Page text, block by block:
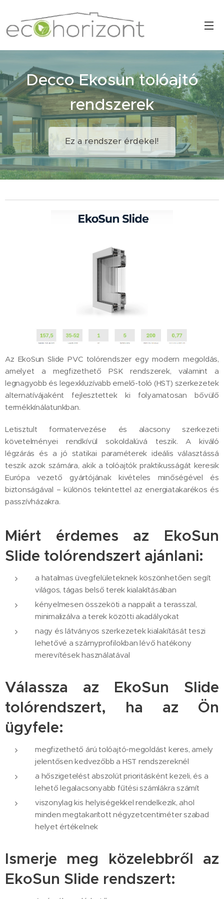
Decco Ekosun tolóajtó
rendszerek
Ez a rendszer érdekel!
Az EkoSun Slide PVC tolórendszer egy modern megoldás,
amelyet a megfizethető PSK rendszerek, valamint a
legnagyobb és legexkluzívabb emelő-toló (HST) szerkezetek
alternatívájaként fejlesztettek ki folyamatosan bővülő
termékkínálatunkban.
Letisztult formatervezése és alacsony szerkezeti
követelményei rendkívül sokoldalúvá teszik. A kiváló
légzárás és a jó statikai paraméterek ideális választássá
teszik azok számára, akik a tolóajtók praktikusságát keresik
Európa vezető gyártójának kivételes minőségével és
biztonságával – különös tekintettel az energiatakarékos és
passzívházakra.
Miért érdemes az EkoSun
Slide tolórendszert ajánlani:
a hatalmas üvegfelületeknek köszönhetően segít
világos, tágas belső terek kialakításában
kényelmesen összeköti a nappalit a terasszal,
minimalizálva a terek közötti akadályokat
nagy és látványos szerkezetek kialakítását teszi
lehetővé a szárnyprofilokban lévő hatékony
merevítések használatával
Válassza az EkoSun Slide
tolórendszert, ha az Ön
ügyfele:
megfizethető árú tolóajtó-megoldást keres, amely
jelentősen kedvezőbb a HST rendszereknél
a hőszigetelést abszolút prioritásként kezeli, és a
lehető legalacsonyabb fűtési számlákra számít
viszonylag kis helyiségekkel rendelkezik, ahol
minden megtakarított négyzetcentiméter szabad
helyet értékelnek
Ismerje meg közelebbről az
EkoSun Slide rendszert: